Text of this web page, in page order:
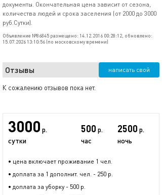
документы. Окончательная цена зависит от сезона,
количества людей и срока заселения (от 2000 до 3000
руб.Сутки).
Объявление №86845 размещено: 14.12.2016 00:28:12, обновлено:
15.07.2026 13:10:56 (по московскому времени)
Отзывы написать свой
К сожалению отзывов пока нет.
3000 р.
сутки
500 р.
час
2500 р.
ночь
• цена включает проживание 1 чел.
• доплата за 1 дополнит. чел. - 250 р.
• доплата за уборку - 500 р.